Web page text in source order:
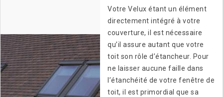
Votre Velux étant un élément
directement intégré à votre
couverture, il est nécessaire
qu’il assure autant que votre
toit son rôle d’étancheur. Pour
ne laisser aucune faille dans
l’étanchéité de votre fenêtre de
toit, il est primordial que sa